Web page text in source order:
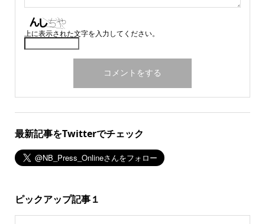
上に表示された文字を入力してください。
最新記事をTwitterでチェック
ピックアップ記事１